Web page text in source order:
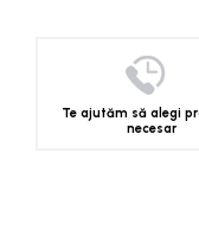
Te ajutăm să alegi
necesar